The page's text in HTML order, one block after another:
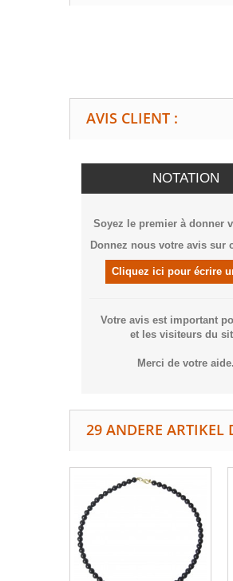
AVIS CLIENT :
NOTATION
Soyez le premier à donner
Donnez nous votre avis sur
Cliquez ici pour écrire
Votre avis est important
et les visiteurs du
Merci de votre aide.
29 ANDERE ARTIKEL